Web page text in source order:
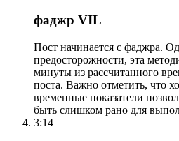
фаджр VIL
Пост начинается с фаджра.
предосторожности, эта
минуты из рассчитанного
поста. Важно отметить, что
временные показатели
быть слишком рано для
3:14